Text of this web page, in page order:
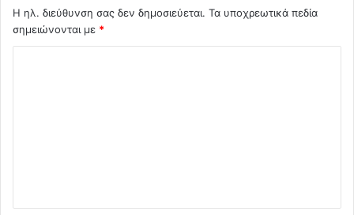
Η ηλ. διεύθυνση σας δεν δημοσιεύεται. Τα υποχρεωτικά πεδία
σημειώνονται με *